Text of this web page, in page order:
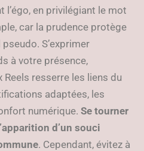
en privilégiant le mot
car la prudence protège
S’exprimer
à votre présence,
resserre les liens du
adaptées, les
numérique. Se tourner
d’un souci
. Cependant, évitez à